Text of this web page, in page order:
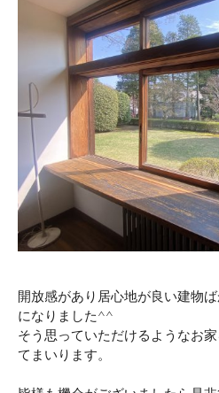
開放感があり居心地が良い建物
になりました^^
そう思っていただけるようなお
てまいります。